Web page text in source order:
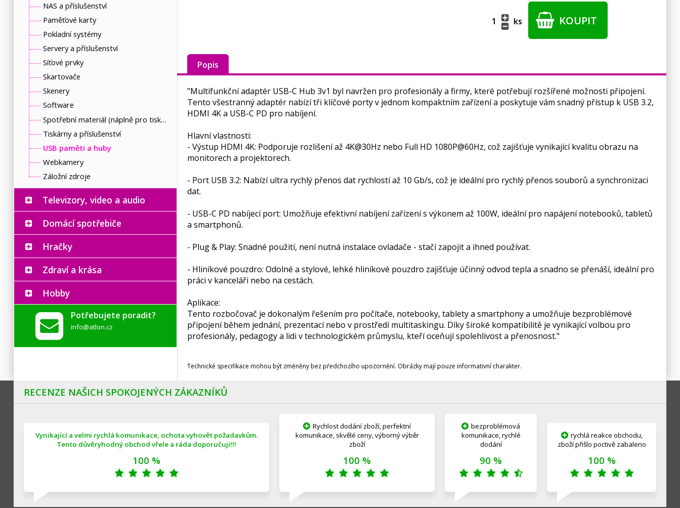
NAS a příslušenství
Paměťové karty
Pokladní systémy
Servery a příslušenství
Síťové prvky
Skartovače
Skenery
Software
Spotřební materiál (náplně pro tiskárny a další)
Tiskárny a příslušenství
USB paměti a huby
Webkamery
Záložní zdroje
Televizory, video a audio
Domácí spotřebiče
Hračky
Zdraví a krása
Hobby
Potřebujete poradit?
info@atlon.cz
ks KOUPIT
Popis
"Multifunkční adaptér USB-C Hub 3v1 byl navržen pro profesionály a firmy, které potřebují rozšířené možnosti připojení.
Tento všestranný adaptér nabízí tři klíčové porty v jednom kompaktním zařízení a poskytuje vám snadný přístup k USB 3.2,
HDMI 4K a USB-C PD pro nabíjení.
Hlavní vlastnosti:
- Výstup HDMI 4K: Podporuje rozlišení až 4K@30Hz nebo Full HD 1080P@60Hz, což zajišťuje vynikající kvalitu obrazu na
monitorech a projektorech.
- Port USB 3.2: Nabízí ultra rychlý přenos dat rychlostí až 10 Gb/s, což je ideální pro rychlý přenos souborů a synchronizaci
dat.
- USB-C PD nabíjecí port: Umožňuje efektivní nabíjení zařízení s výkonem až 100W, ideální pro napájení notebooků, tabletů
a smartphonů.
- Plug & Play: Snadné použití, není nutná instalace ovladače - stačí zapojit a ihned používat.
- Hliníkové pouzdro: Odolné a stylové, lehké hliníkové pouzdro zajišťuje účinný odvod tepla a snadno se přenáší, ideální pro
práci v kanceláři nebo na cestách.
Aplikace:
Tento rozbočovač je dokonalým řešením pro počítače, notebooky, tablety a smartphony a umožňuje bezproblémové
připojení během jednání, prezentací nebo v prostředí multitaskingu. Díky široké kompatibilitě je vynikající volbou pro
profesionály, pedagogy a lidi v technologickém průmyslu, kteří oceňují spolehlivost a přenosnost."
Technické specifikace mohou být změněny bez předchozího upozornění. Obrázky mají pouze informativní charakter.
RECENZE NAŠICH SPOKOJENÝCH ZÁKAZNÍKŮ
Vynikající a velmi rychlá komunikace, ochota vyhovět požadavkům.
Tento důvěryhodný obchod vřele a ráda doporučuji!!!
100 %
Rychlost dodání zboží, perfektní
komunikace, skvělé ceny, výborný výběr
zboží
100 %
bezproblémová
komunikace, rychlé
dodání
90 %
rychlá reakce obchodu,
zboží přišlo poctivě zabaleno
100 %